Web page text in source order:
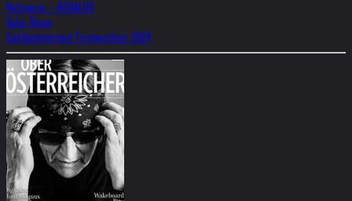
Helnwein - ATEMLOS
Solo Show
Salzkammergut Festwochen 2024